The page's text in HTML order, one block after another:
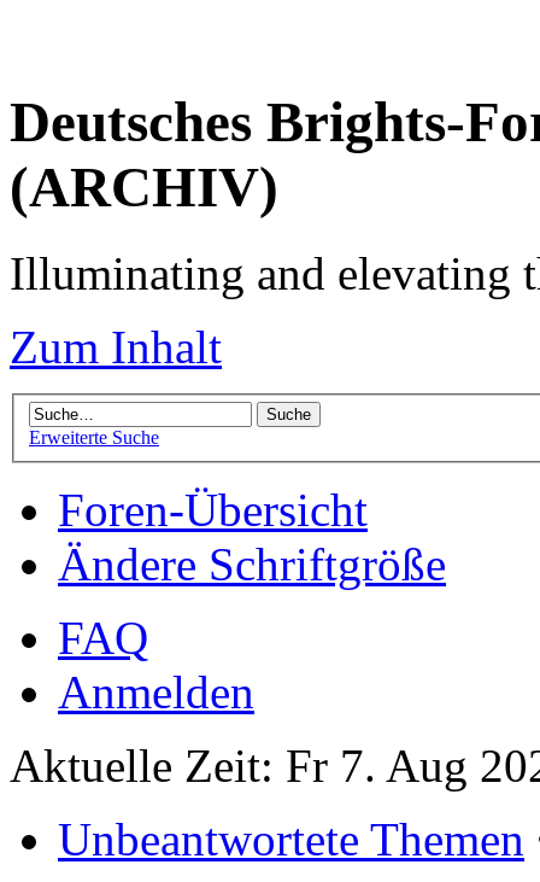
Deutsches Brights-
(ARCHIV)
Illuminating and elevating
Zum Inhalt
Erweiterte Suche
Foren-Übersicht
Ändere Schriftgröße
FAQ
Anmelden
Aktuelle Zeit: Fr 7. Aug
Unbeantwortete Themen